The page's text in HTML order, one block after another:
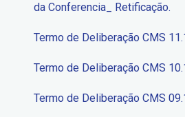
da Conferencia_ Retificação.
Termo de Deliberação CMS
Termo de Deliberação CMS
Termo de Deliberação CMS